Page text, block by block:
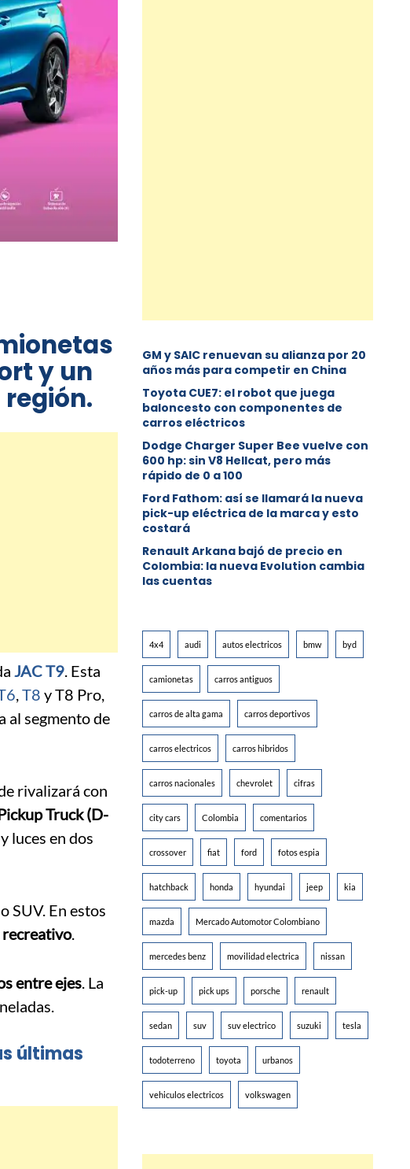
y un
JAC T9. Esta
,T8 y T8 Pro,
al segmento de
rivalizará con
Truck (D-
luces en dos
SUV. En estos
recreativo.
entre ejes. La
últimas
GM y SAIC renuevan su alianza por 20
años más para competir en China
Toyota CUE7: el robot que juega
baloncesto con componentes de
carros eléctricos
Dodge Charger Super Bee vuelve con
600 hp: sin V8 Hellcat, pero más
rápido de 0 a 100
Ford Fathom: así se llamará la nueva
pick-up eléctrica de la marca y esto
costará
Renault Arkana bajó de precio en
Colombia: la nueva Evolution cambia
las cuentas
4x4 audi autos electricos bmw byd
camionetas carros antiguos
carros de alta gama carros deportivos
carros electricos carros hibridos
carros nacionales chevrolet cifras
city cars Colombia comentarios
crossover fiat ford fotos espia
hatchback honda hyundai jeep kia
mazda Mercado Automotor Colombiano
mercedes benz movilidad electrica nissan
pick-up pick ups porsche renault
sedan suv suv electrico suzuki tesla
todoterreno toyota urbanos
vehiculos electricos volkswagen